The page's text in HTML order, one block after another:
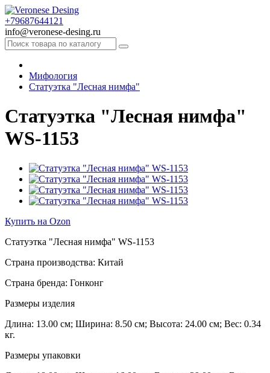
+79687644121
info@veronese-desing.ru
Мифология
Статуэтка "Лесная нимфа"
Статуэтка "Лесная нимфа"
WS-1153
Купить на Ozon
Статуэтка "Лесная нимфа" WS-1153
Страна производства: Китай
Страна бренда: Гонконг
Размеры изделия
Длина: 13.00 см; Ширина: 8.50 см; Высота: 24.00 см; Вес: 0.34
кг.
Размеры упаковки